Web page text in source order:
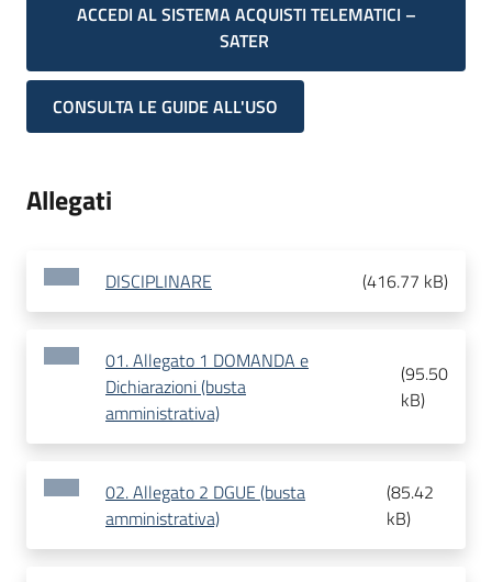
ACCEDI AL SISTEMA ACQUISTI TELEMATICI –
SATER
CONSULTA LE GUIDE ALL'USO
Allegati
DISCIPLINARE (416.77 kB)
01. Allegato 1 DOMANDA e
Dichiarazioni (busta
amministrativa)
(95.50
kB)
02. Allegato 2 DGUE (busta
amministrativa)
(85.42
kB)